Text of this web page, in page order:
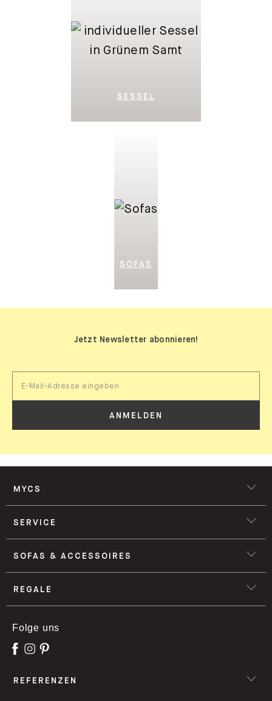
Jetzt Newsletter abonnieren!
ANMELDEN
SERVICE
SOFAS & ACCESSOIRES
REGALE
REFERENZEN